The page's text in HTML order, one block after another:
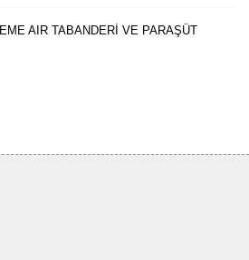
AIR TABANDERİ VE PARAŞÜT